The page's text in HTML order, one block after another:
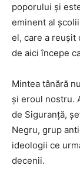
poporului și
eminent al
el, care a reușit
de aici începe
Mintea tânără
și eroul nostru.
de Siguranță,
Negru, grup
ideologii ce
decenii.